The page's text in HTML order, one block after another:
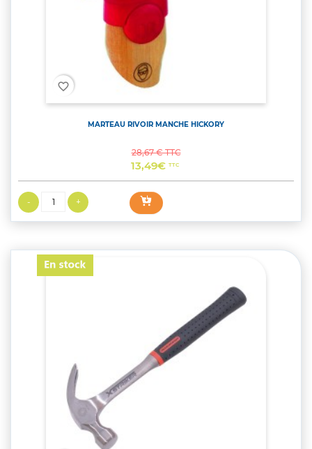
favorite_border
MARTEAU RIVOIR MANCHE HICKORY
Prix de base
28,67 € TTCPrix
13,49€TTC